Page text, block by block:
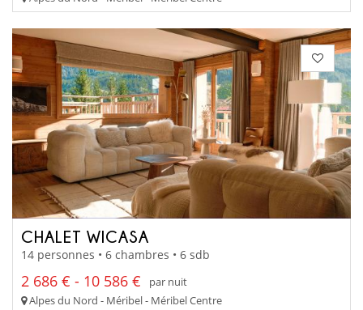
CHALET WICASA
14 personnes • 6 chambres • 6 sdb
2 686 € - 10 586 €
par nuit
Alpes du Nord - Méribel - Méribel Centre